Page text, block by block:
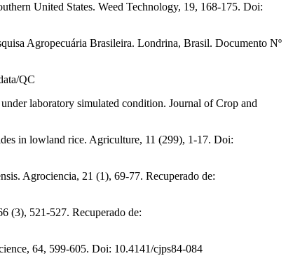
United States. Weed Technology, 19, 168-175. Doi:
Agropecuária Brasileira. Londrina, Brasil. Documento Nº
QC
laboratory simulated condition. Journal of Crop and
in lowland rice. Agriculture, 11 (299), 1-17. Doi:
Agrociencia, 21 (1), 69-77. Recuperado de:
(3), 521-527. Recuperado de:
64, 599-605. Doi: 10.4141/cjps84-084